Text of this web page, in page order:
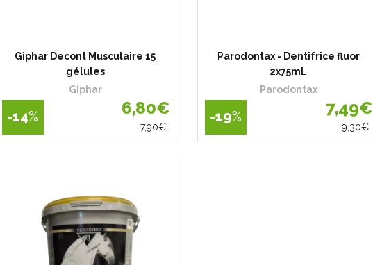
Giphar Decont Musculaire 15
gélules
Giphar
6,80€
7,90€
-14%
Parodontax - Dentifrice fluor
2x75mL
Parodontax
7,49€
9,30€
-19%